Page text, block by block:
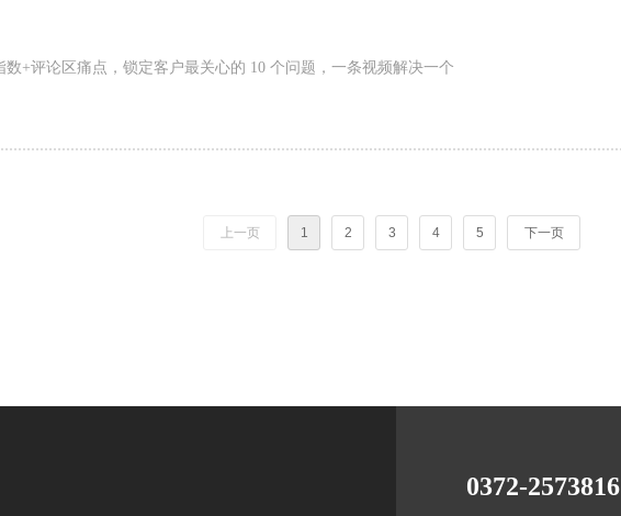
+评论区痛点，锁定客户最关心的 10 个问题，一条视频解决一个
上一页 1 2 3 4 5 下一页
0372-2573816